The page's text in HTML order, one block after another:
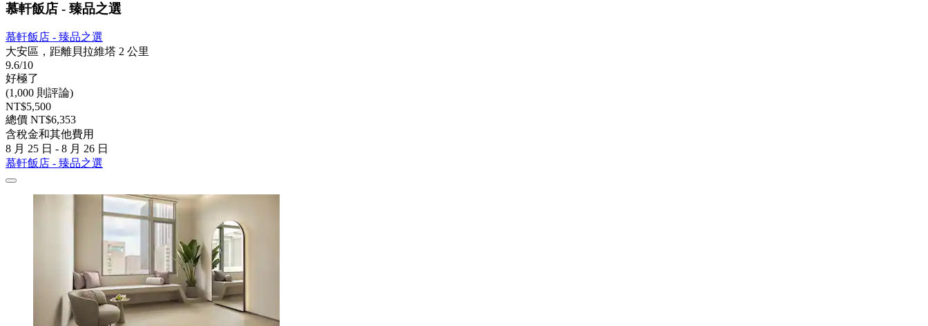
慕軒飯店 - 臻品之選
慕軒飯店 - 臻品之選
大安區，距離貝拉維塔 2 公里
9.6/10
好極了
(1,000 則評論)
NT$5,500
總價 NT$6,353
含稅金和其他費用
8 月 25 日 - 8 月 26 日
慕軒飯店 - 臻品之選